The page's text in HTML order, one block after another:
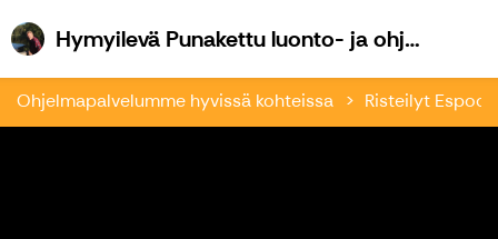
Hymyilevä Punakettu luonto- ja ohjelmapalvelu
Ohjelmapalvelumme hyvissä kohteissa Risteilyt